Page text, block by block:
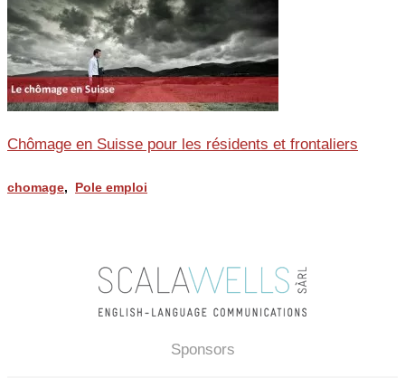
Chômage en Suisse pour les résidents et frontaliers
chomage, Pole emploi
Sponsors